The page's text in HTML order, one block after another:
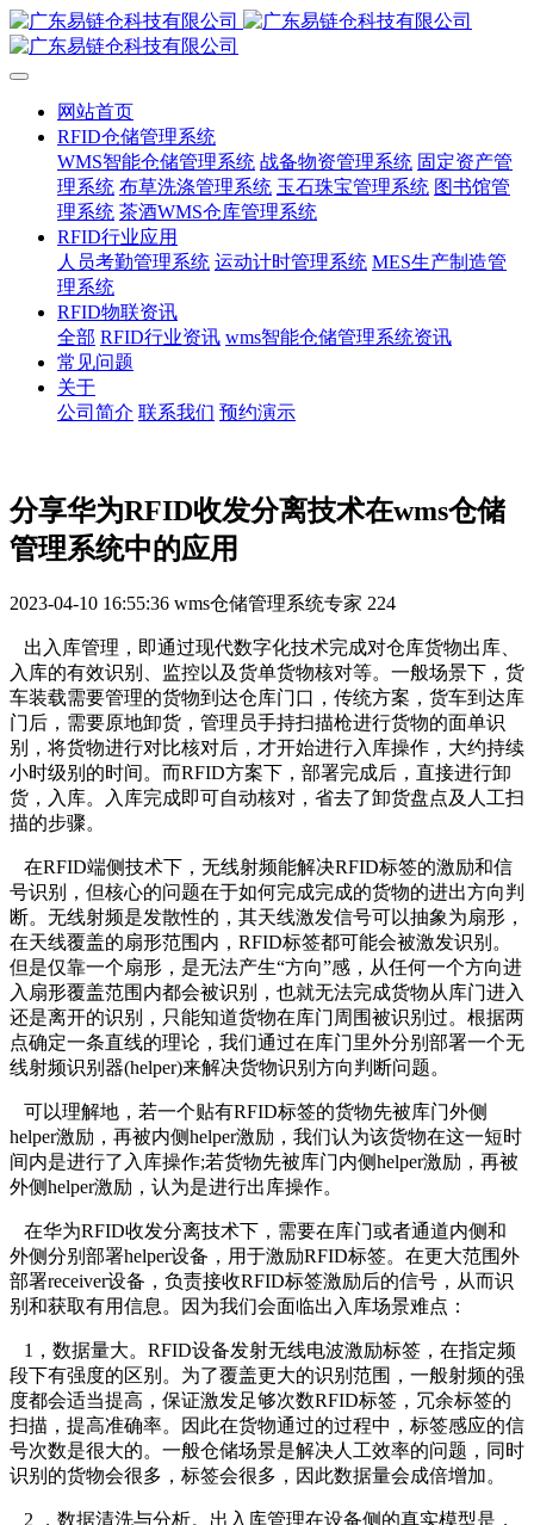
网站首页
RFID仓储管理系统
WMS智能仓储管理系统 战备物资管理系统 固定资产管
理系统 布草洗涤管理系统 玉石珠宝管理系统 图书馆管
理系统 茶酒WMS仓库管理系统
RFID行业应用
人员考勤管理系统 运动计时管理系统 MES生产制造管
理系统
RFID物联资讯
全部 RFID行业资讯 wms智能仓储管理系统资讯
常见问题
关于
公司简介 联系我们 预约演示
分享华为RFID收发分离技术在wms仓储
管理系统中的应用
2023-04-10 16:55:36 wms仓储管理系统专家 224
出入库管理，即通过现代数字化技术完成对仓库货物出库、
入库的有效识别、监控以及货单货物核对等。一般场景下，货
车装载需要管理的货物到达仓库门口，传统方案，货车到达库
门后，需要原地卸货，管理员手持扫描枪进行货物的面单识
别，将货物进行对比核对后，才开始进行入库操作，大约持续
小时级别的时间。而RFID方案下，部署完成后，直接进行卸
货，入库。入库完成即可自动核对，省去了卸货盘点及人工扫
描的步骤。
在RFID端侧技术下，无线射频能解决RFID标签的激励和信
号识别，但核心的问题在于如何完成完成的货物的进出方向判
断。无线射频是发散性的，其天线激发信号可以抽象为扇形，
在天线覆盖的扇形范围内，RFID标签都可能会被激发识别。
但是仅靠一个扇形，是无法产生“方向”感，从任何一个方向进
入扇形覆盖范围内都会被识别，也就无法完成货物从库门进入
还是离开的识别，只能知道货物在库门周围被识别过。根据两
点确定一条直线的理论，我们通过在库门里外分别部署一个无
线射频识别器(helper)来解决货物识别方向判断问题。
可以理解地，若一个贴有RFID标签的货物先被库门外侧
helper激励，再被内侧helper激励，我们认为该货物在这一短时
间内是进行了入库操作;若货物先被库门内侧helper激励，再被
外侧helper激励，认为是进行出库操作。
在华为RFID收发分离技术下，需要在库门或者通道内侧和
外侧分别部署helper设备，用于激励RFID标签。在更大范围外
部署receiver设备，负责接收RFID标签激励后的信号，从而识
别和获取有用信息。因为我们会面临出入库场景难点：
1，数据量大。RFID设备发射无线电波激励标签，在指定频
段下有强度的区别。为了覆盖更大的识别范围，一般射频的强
度都会适当提高，保证激发足够次数RFID标签，冗余标签的
扫描，提高准确率。因此在货物通过的过程中，标签感应的信
号次数是很大的。一般仓储场景是解决人工效率的问题，同时
识别的货物会很多，标签会很多，因此数据量会成倍增加。
2 ，数据清洗与分析。出入库管理在设备侧的真实模型是，